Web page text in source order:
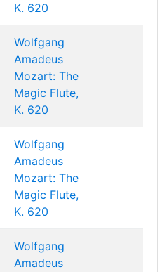
K. 620
Wolfgang
Amadeus
Mozart: The
Magic Flute,
K. 620
Wolfgang
Amadeus
Mozart: The
Magic Flute,
K. 620
Wolfgang
Amadeus